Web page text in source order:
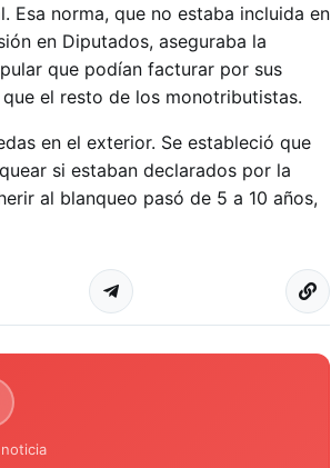
norma, que no estaba incluida en
en Diputados, aseguraba la
que podían facturar por sus
el resto de los monotributistas.
en el exterior. Se estableció que
si estaban declarados por la
al blanqueo pasó de 5 a 10 años,